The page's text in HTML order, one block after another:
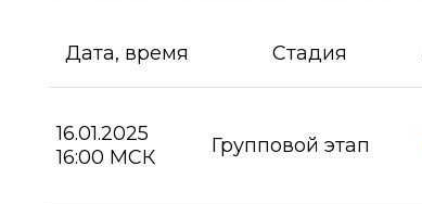
Дата, время Стадия
16.01.2025
16:00 МСК
Групповой этап